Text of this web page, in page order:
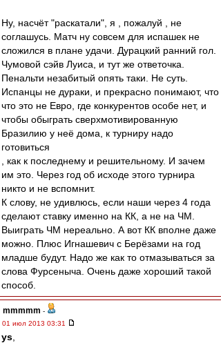
Ну, насчёт "раскатали", я , пожалуй , не
соглашусь. Матч ну совсем для испашек не
сложился в плане удачи. Дурацкий ранний гол.
Чумовой сэйв Луиса, и тут же ответочка.
Пенальти незабитый опять таки. Не суть.
Испанцы не дураки, и прекрасно понимают, что
что это не Евро, где конкурентов особе нет, и
чтобы обыграть сверхмотивированную
Бразилию у неё дома, к турниру надо
готовиться
, как к последнему и решительному. И зачем
им это. Через год об исходе этого турнира
никто и не вспомнит.
К слову, не удивлюсь, если наши через 4 года
сделают ставку именно на КК, а не на ЧМ.
Выиграть ЧМ нереально. А вот КК вполне даже
можно. Плюс Игнашевич с Берёзами на год
младше будут. Надо же как то отмазываться за
слова Фурсеныча. Очень даже хороший такой
способ.
mmmmm -
01 июл 2013 03:31
ys